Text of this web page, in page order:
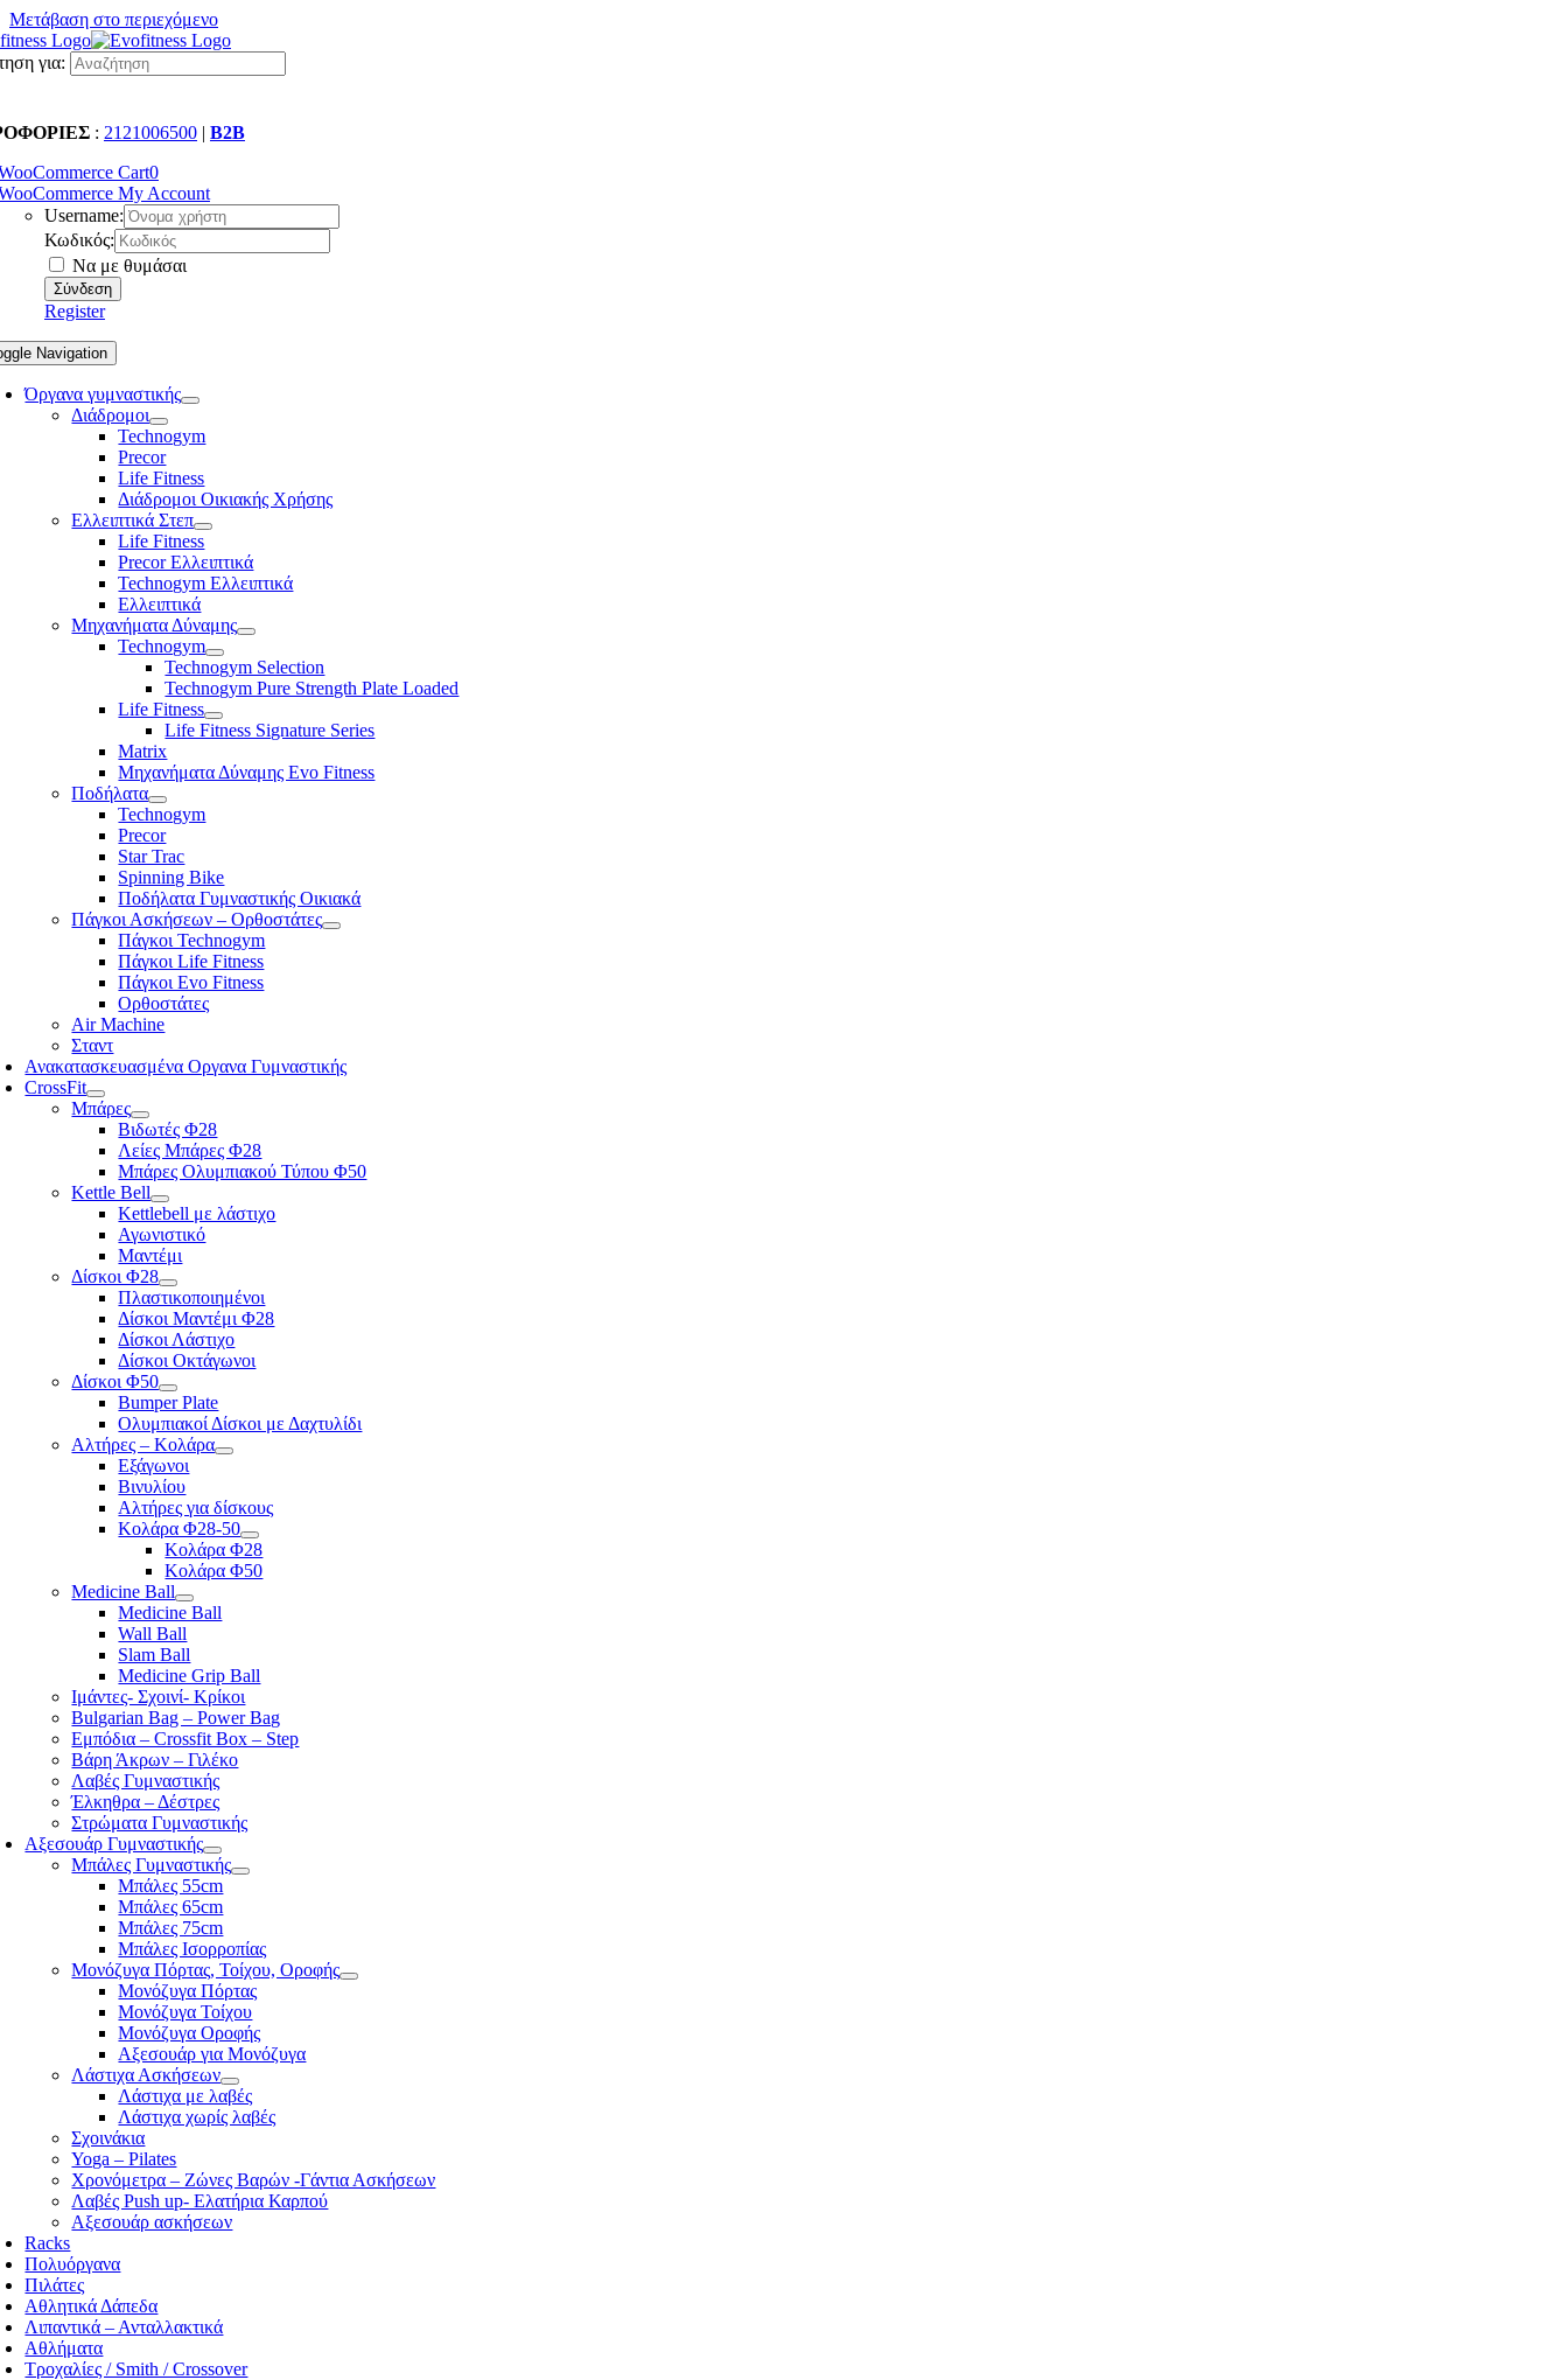
Μετάβαση στο περιεχόμενο
για:
: 2121006500 | B2B
Cart0
My Account
Username:
Κωδικός:
Να με θυμάσαι
Register
Navigation
Όργανα γυμναστικής
Διάδρομοι
Technogym
Precor
Life Fitness
Διάδρομοι Οικιακής Χρήσης
Ελλειπτικά Στεπ
Life Fitness
Precor Ελλειπτικά
Technogym Ελλειπτικά
Ελλειπτικά
Μηχανήματα Δύναμης
Technogym
Technogym Selection
Technogym Pure Strength Plate Loaded
Life Fitness
Life Fitness Signature Series
Matrix
Μηχανήματα Δύναμης Evo Fitness
Ποδήλατα
Technogym
Precor
Star Trac
Spinning Bike
Ποδήλατα Γυμναστικής Οικιακά
Πάγκοι Ασκήσεων – Ορθοστάτες
Πάγκοι Technogym
Πάγκοι Life Fitness
Πάγκοι Evo Fitness
Ορθοστάτες
Air Machine
Σταντ
Ανακατασκευασμένα Οργανα Γυμναστικής
CrossFit
Μπάρες
Βιδωτές Φ28
Λείες Μπάρες Φ28
Μπάρες Ολυμπιακού Τύπου Φ50
Kettle Bell
Kettlebell με λάστιχο
Αγωνιστικό
Μαντέμι
Δίσκοι Φ28
Πλαστικοποιημένοι
Δίσκοι Μαντέμι Φ28
Δίσκοι Λάστιχο
Δίσκοι Οκτάγωνοι
Δίσκοι Φ50
Bumper Plate
Ολυμπιακοί Δίσκοι με Δαχτυλίδι
Αλτήρες – Κολάρα
Εξάγωνοι
Βινυλίου
Αλτήρες για δίσκους
Κολάρα Φ28-50
Κολάρα Φ28
Κολάρα Φ50
Medicine Ball
Medicine Ball
Wall Ball
Slam Ball
Medicine Grip Ball
Ιμάντες- Σχοινί- Κρίκοι
Bulgarian Bag – Power Bag
Εμπόδια – Crossfit Box – Step
Βάρη Άκρων – Γιλέκο
Λαβές Γυμναστικής
Έλκηθρα – Δέστρες
Στρώματα Γυμναστικής
Αξεσουάρ Γυμναστικής
Μπάλες Γυμναστικής
Μπάλες 55cm
Μπάλες 65cm
Μπάλες 75cm
Μπάλες Ισορροπίας
Μονόζυγα Πόρτας, Τοίχου, Οροφής
Μονόζυγα Πόρτας
Μονόζυγα Τοίχου
Μονόζυγα Οροφής
Αξεσουάρ για Μονόζυγα
Λάστιχα Ασκήσεων
Λάστιχα με λαβές
Λάστιχα χωρίς λαβές
Σχοινάκια
Yoga – Pilates
Χρονόμετρα – Ζώνες Βαρών -Γάντια Ασκήσεων
Λαβές Push up- Ελατήρια Καρπού
Αξεσουάρ ασκήσεων
Racks
Πολυόργανα
Πιλάτες
Αθλητικά Δάπεδα
Λιπαντικά – Ανταλλακτικά
Αθλήματα
Τροχαλίες / Smith / Crossover